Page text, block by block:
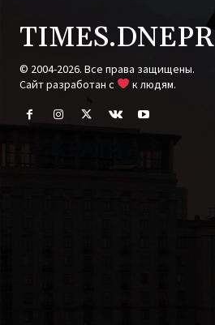
TIMES.DNEPR
© 2004-2026. Все права защищены.
Cайт разработан с
к людям.